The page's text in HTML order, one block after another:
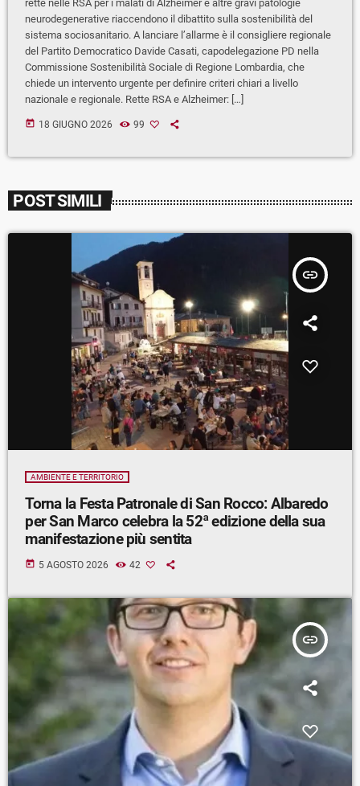
rette nelle RSA per i malati di Alzheimer e altre gravi patologie
neurodegenerative riaccendono il dibattito sulla sostenibilità del
sistema sociosanitario. A lanciare l’allarme è il consigliere regionale
del Partito Democratico Davide Casati, capodelegazione PD nella
Commissione Sostenibilità Sociale di Regione Lombardia, che
chiede un intervento urgente per definire criteri chiari a livello
nazionale e regionale. Rette RSA e Alzheimer: […]
today 18 GIUGNO 2026 99
POST SIMILI
insert_link
AMBIENTE E TERRITORIO
Torna la Festa Patronale di San Rocco: Albaredo
per San Marco celebra la 52ª edizione della sua
manifestazione più sentita
today 5 AGOSTO 2026 42
insert_link